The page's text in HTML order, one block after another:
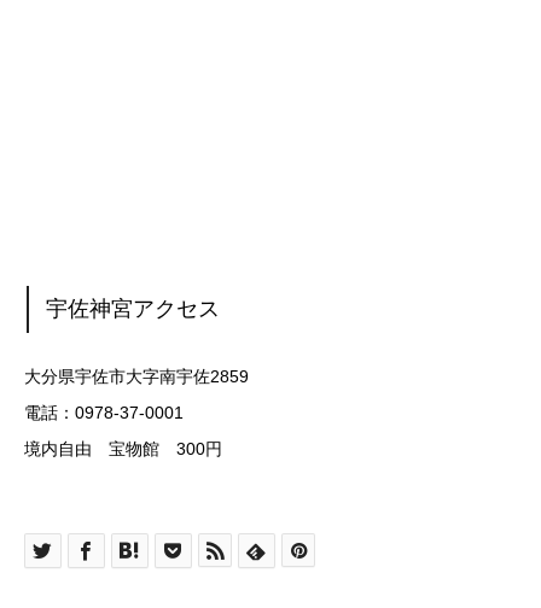
宇佐神宮アクセス
大分県宇佐市大字南宇佐2859
電話：0978-37-0001
境内自由 宝物館 300円